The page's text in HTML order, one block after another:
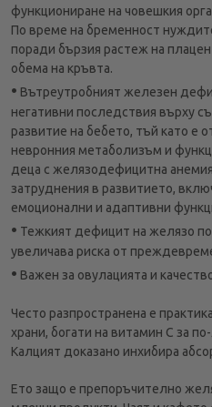
функциониране на човешкия
По време на бременност
поради бързия растеж на
обема на кръвта.
• Вътреутробният железен
негативни последствия върху
развитие на бебето, тъй като е
невронния метаболизъм и
деца с желязодефицитна
затруднения в развитието,
емоционални и адаптивни
• Тежкият дефицит на желязо
увеличава риска от
• Важен за овулацията и
Често разпространена е
храни, богати на витамин C за
Калцият доказано инхибира
Ето защо е препоръчително